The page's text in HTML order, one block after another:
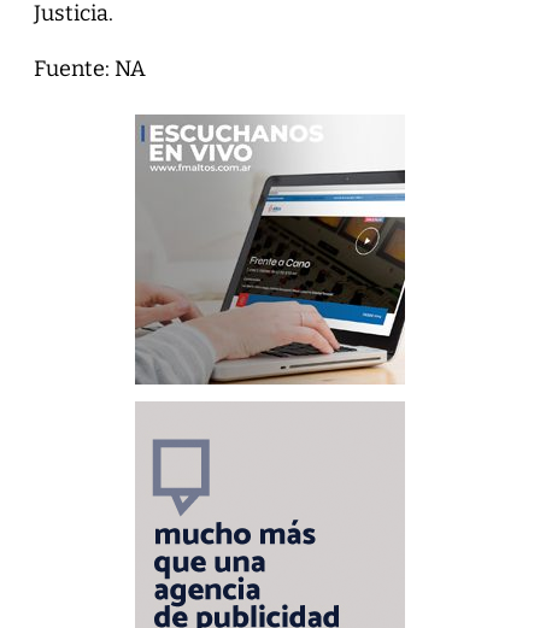
Justicia.
Fuente: NA